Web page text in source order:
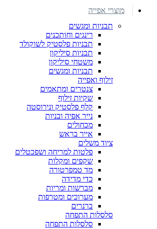
מוצרי אפייה
תבניות ומגשים
רינגים וחותכנים
תבניות פלסטיק לשוקולד
תבניות סיליקון
משטחי סיליקון
תבניות ומגשים
זילוף ואפייה
צנטרים ומתאמים
שקיות זילוף
קלף פלסטיק ונירוסטה
נייר אפיה ובניות
מכחולים
אייר בראש
ציוד משלים
פלטות למריחה ושפכטלים
שקפים ומקלות
מד טמפרטורה
כדי מדידה
מברשות ומריות
מערוכים ומטרפות
ברנרים
סלסלות התפחה
סלסלות התפחה